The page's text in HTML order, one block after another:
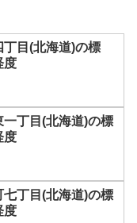
目(北海道)の標
度
丁目(北海道)の標
度
丁目(北海道)の標
度